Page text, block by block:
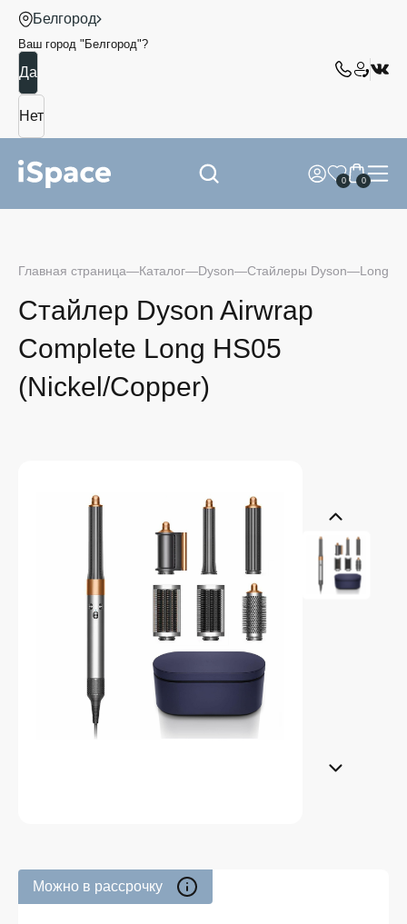
Белгород
Ваш город " Белгород"?
0 0
Главная страница Каталог Dyson Стайлеры Dyson Long
Стайлер Dyson Airwrap
Complete Long HS05
(Nickel/Copper)
Можно в рассрочку